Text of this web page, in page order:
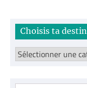
Choisis ta
Choisis
ta